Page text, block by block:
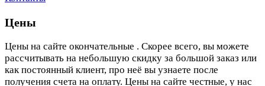
Цены
Цены на сайте окончательные . Скорее всего, вы можете
рассчитывать на небольшую скидку за большой заказ или
как постоянный клиент, про неё вы узнаете после
получения счета на оплату. Цены на сайте честные, у нас